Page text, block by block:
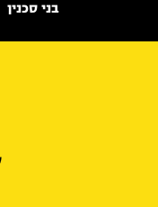
בני סכנין